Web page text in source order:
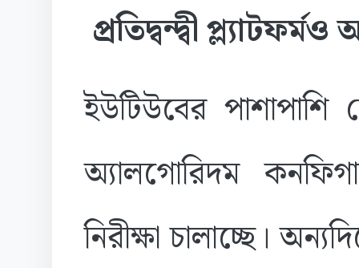
প্রতিদ্বন্দ্বী
ইউটিউবের
অ্যালগোরিদম
নিরীক্ষা চালাচ্ছে।